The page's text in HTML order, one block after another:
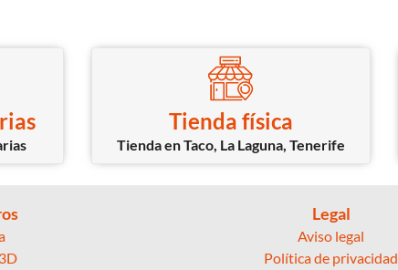
Tienda física
Tienda en Taco, La Laguna, Tenerife
Legal
Aviso legal
Política de privacidad